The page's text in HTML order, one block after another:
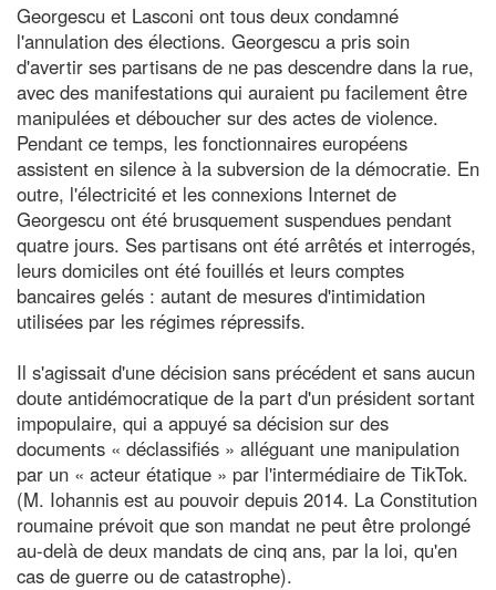
Georgescu et Lasconi ont tous deux condamné
l'annulation des élections. Georgescu a pris soin
d'avertir ses partisans de ne pas descendre dans la rue,
avec des manifestations qui auraient pu facilement être
manipulées et déboucher sur des actes de violence.
Pendant ce temps, les fonctionnaires européens
assistent en silence à la subversion de la démocratie. En
outre, l'électricité et les connexions Internet de
Georgescu ont été brusquement suspendues pendant
quatre jours. Ses partisans ont été arrêtés et interrogés,
leurs domiciles ont été fouillés et leurs comptes
bancaires gelés : autant de mesures d'intimidation
utilisées par les régimes répressifs.
Il s'agissait d'une décision sans précédent et sans aucun
doute antidémocratique de la part d'un président sortant
impopulaire, qui a appuyé sa décision sur des
documents « déclassifiés » alléguant une manipulation
par un « acteur étatique » par l'intermédiaire de TikTok.
(M. Iohannis est au pouvoir depuis 2014. La Constitution
roumaine prévoit que son mandat ne peut être prolongé
au-delà de deux mandats de cinq ans, par la loi, qu'en
cas de guerre ou de catastrophe).